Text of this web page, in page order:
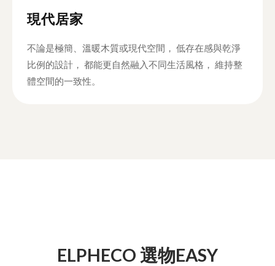
現代居家
不論是極簡、溫暖木質或現代空間， 低存在感與乾淨
比例的設計， 都能更自然融入不同生活風格， 維持整
體空間的一致性。
ELPHECO 選物EASY